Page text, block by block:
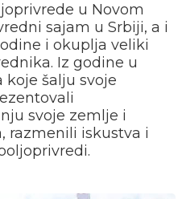
u Novom
sajam u Srbiji, a i
i okuplja veliki
Iz godine u
koje šalju svoje
svoje zemlje i
razmenili iskustva i